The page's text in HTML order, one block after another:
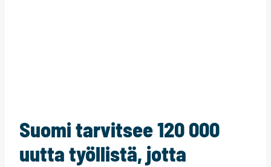
Suomi tarvitsee 120 000
uutta työllistä, jotta